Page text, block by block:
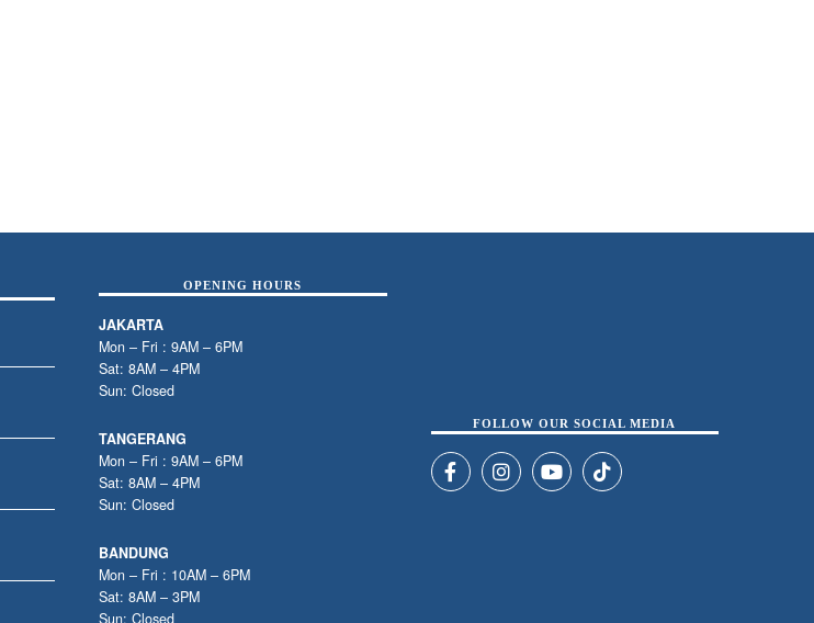
OPENING HOURS
JAKARTA
Mon – Fri : 9AM – 6PM
Sat: 8AM – 4PM
Sun: Closed
TANGERANG
Mon – Fri : 9AM – 6PM
Sat: 8AM – 4PM
Sun: Closed
BANDUNG
Mon – Fri : 10AM – 6PM
Sat: 8AM – 3PM
Sun: Closed
FOLLOW OUR SOCIAL MEDIA